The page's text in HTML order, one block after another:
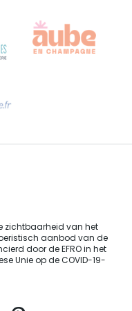
mail
zichtbaarheid van het
aanbod van de
door de EFRO in het
Unie op de COVID-19-